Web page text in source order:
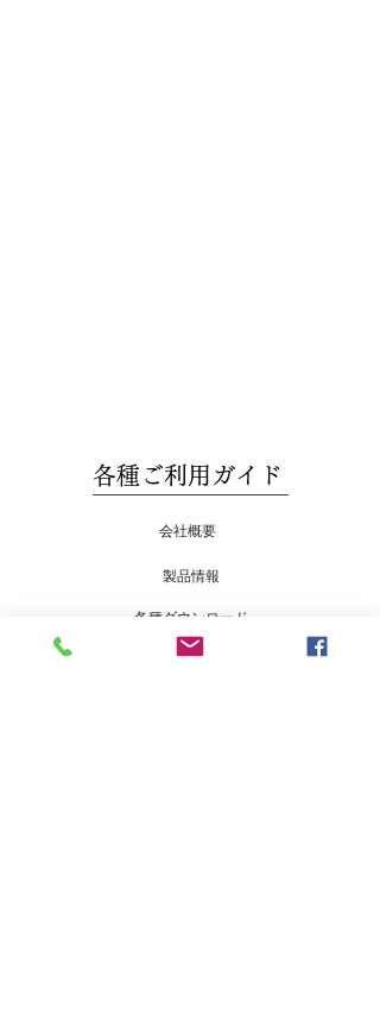
各種ご利用ガイド
会社概要
製品情報
各種ダウンロード
専用遠隔監視サイト